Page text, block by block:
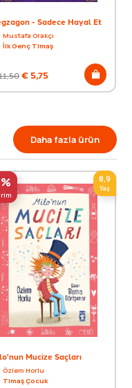
- Sadece Hayal Et
Mustafa Orakçı
İlk Genç Timaş
€5,75
Daha fazla ürün
8,9
Yaş
Mucize Saçları
Özlem Horlu
Timaş Çocuk